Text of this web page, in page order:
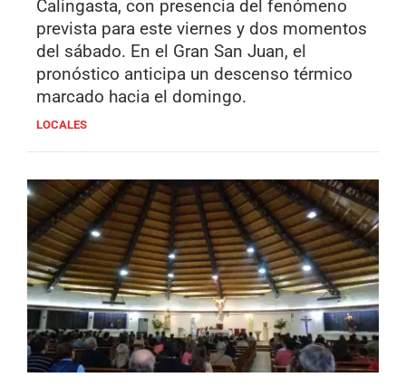
Calingasta, con presencia del fenómeno
prevista para este viernes y dos momentos
del sábado. En el Gran San Juan, el
pronóstico anticipa un descenso térmico
marcado hacia el domingo.
LOCALES